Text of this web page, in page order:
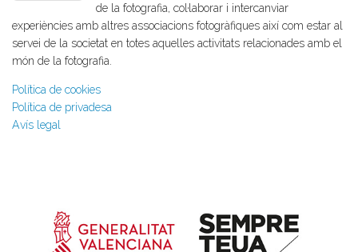
de la fotografia, col·laborar i intercanviar
experiències amb altres associacions fotogràfiques així com estar al
servei de la societat en totes aquelles activitats relacionades amb el
món de la fotografia.
Política de cookies
Política de privadesa
Avís legal